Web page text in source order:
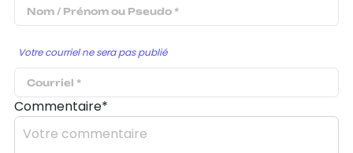
Votre courriel ne sera pas publié
Commentaire*